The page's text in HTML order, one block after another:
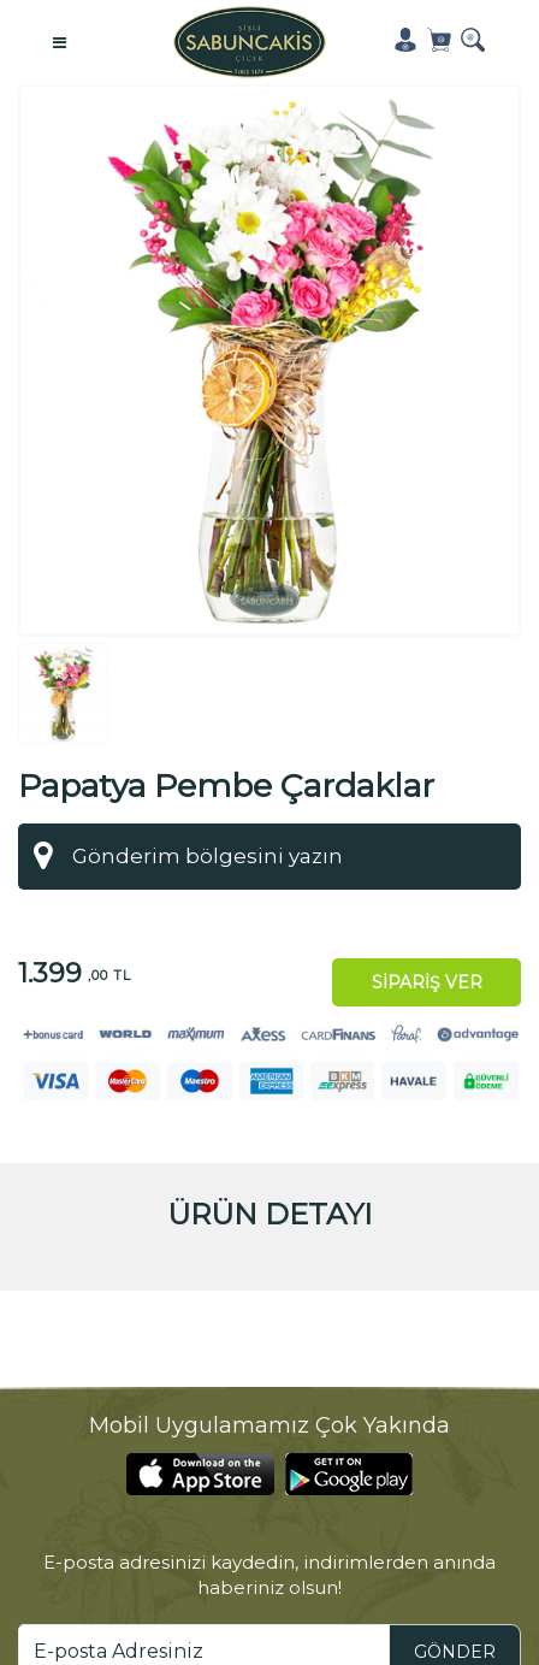
Papatya Pembe Çardaklar
1.399 ,00 TL SİPARİŞ VER
ÜRÜN DETAYI
Mobil Uygulamamız Çok Yakında
E-posta adresinizi kaydedin, indirimlerden anında
haberiniz olsun!
GÖNDER